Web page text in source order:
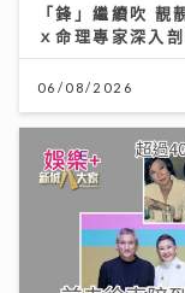
「鋒」繼續吹
ｘ命理專家深入
06/08/2026